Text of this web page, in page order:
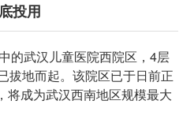
投用
武汉儿童医院西院区，4层
拔地而起。该院区已于日前正
将成为武汉西南地区规模最大